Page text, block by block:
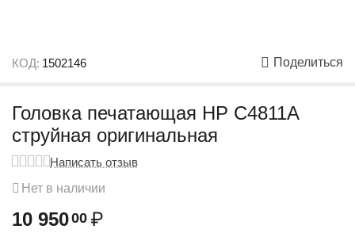
КОД: 1502146 Поделиться
Головка печатающая HP C4811A
струйная оригинальная
Написать отзыв
Нет в наличии
10 95000 ₽